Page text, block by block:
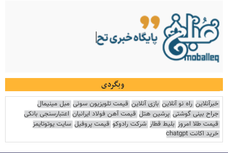
وبگردی
خبرآنلاین راه نو آنلاین بازی آنلاین قیمت تلویزیون سونی مبل مینیمال
جراح بینی گوشتی پرشین هتل قیمت آهن فولاد ایرانیان اعتبارسنجی بانکی
قیمت طلا امروز بلیط قطار شرکت رادوکو قیمت پروفیل سایت یوتوتایمز
خرید اکانت chatgpt